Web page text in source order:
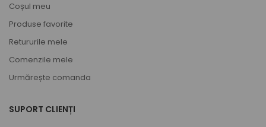
Coșul meu
Produse favorite
Retururile mele
Comenzile mele
Urmărește comanda
SUPORT CLIENȚI